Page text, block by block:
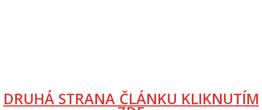
DRUHÁ STRANA ČLÁNKU KLIKNUTÍM